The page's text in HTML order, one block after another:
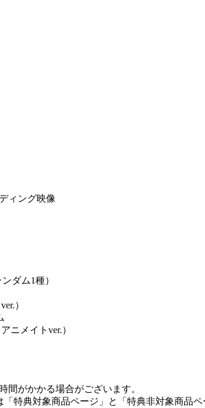
ィング映像
ダム1種）
）
ニメイトver.）
がかかる場合がございます。
特典対象商品ページ」と「特典非対象商品